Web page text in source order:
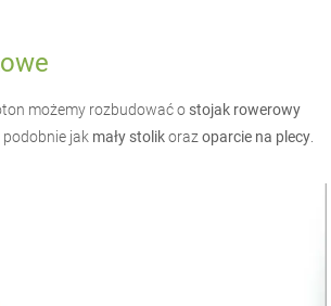
możemy rozbudować o stojak rowerowy
jak mały stolikorazoparcie na plecy